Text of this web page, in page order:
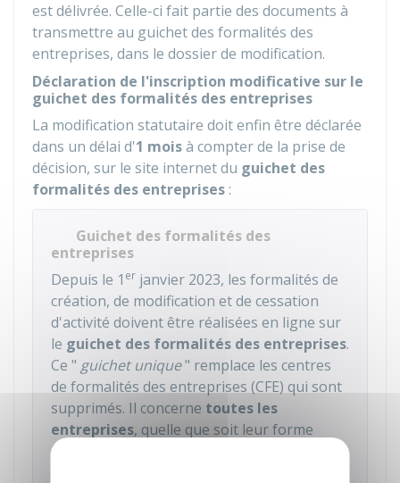
est délivrée. Celle-ci fait partie des documents à
transmettre au guichet des formalités des
entreprises, dans le dossier de modification.
Déclaration de l'inscription modificative sur le
guichet des formalités des entreprises
La modification statutaire doit enfin être déclarée
dans un délai d'1 moisà compter de la prise de
décision, sur le site internet du guichet des
formalités des entreprises :
Guichet des formalités des
entreprises
Depuis le 1 er janvier 2023, les formalités de
création, de modification et de cessation
d'activité doivent être réalisées en ligne sur
le guichet des formalités des entreprises.
Ce " guichet unique" remplace les centres
de formalités des entreprises (CFE) qui sont
supprimés. Il concerne toutes les
entreprises, quelle que soit leur forme
juridique ou leur activité.